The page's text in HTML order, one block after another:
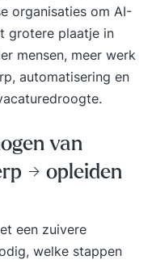
organisaties om AI-
grotere plaatje in
mensen, meer werk
automatisering en
van
→ opleiden
een zuivere
welke stappen